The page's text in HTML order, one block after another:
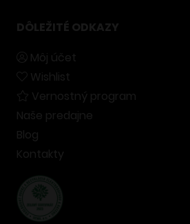
DÔLEŽITÉ ODKAZY
Môj účet
Wishlist
Vernostný program
Naše predajne
Blog
Kontakty